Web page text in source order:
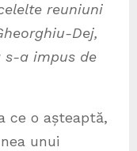
reuniuni
Dej,
a impus de
ce o așteaptă,
unui